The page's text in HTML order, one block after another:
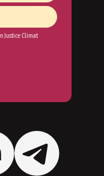
Justice Climat